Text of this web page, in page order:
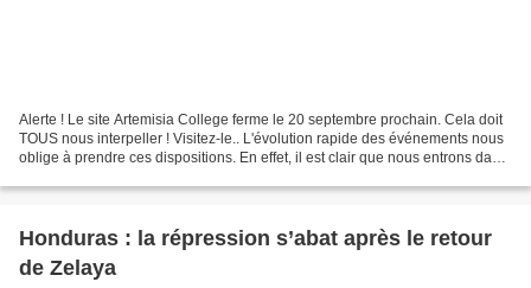
Alerte ! Le site Artemisia College ferme le 20 septembre prochain. Cela doit
TOUS nous interpeller ! Visitez-le.. L'évolution rapide des événements nous
oblige à prendre ces dispositions. En effet, il est clair que nous entrons dans
Honduras : la répression s’abat après le retour
de Zelaya